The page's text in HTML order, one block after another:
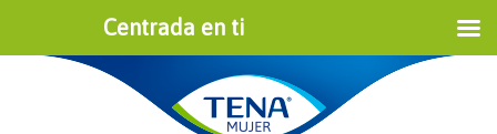
Centrada en ti